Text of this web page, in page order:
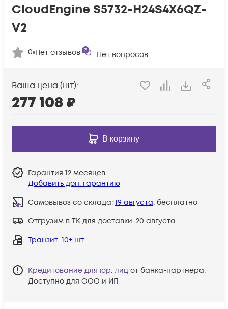
CloudEngine S5732-H24S4X6QZ-
V2
0 Нет отзывов Нет вопросов
Ваша цена (шт):
277 108₽
В корзину
Гарантия 12 месяцев
Добавить доп. гарантию
Самовывоз со склада: 19 августа, бесплатно
Отгрузим в ТК для доставки: 20 августа
Транзит: 10+ шт
Кредитование для юр. лиц от банка-партнёра.
Доступно для ООО и ИП